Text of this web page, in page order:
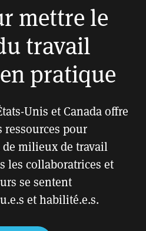
mettre le
travail
pratique
Unis et Canada offre
ressources pour
milieux de travail
les collaboratrices et
se sentent
et habilité.e.s.